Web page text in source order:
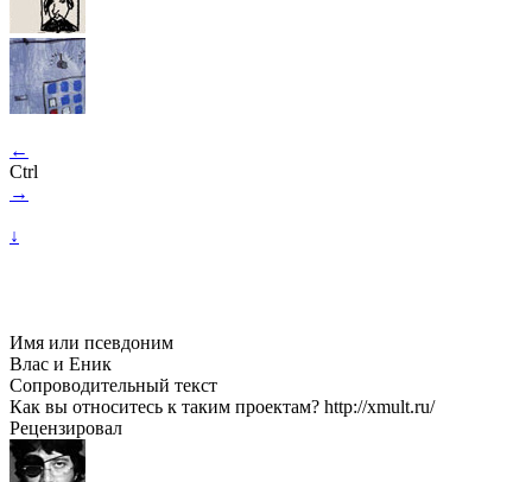
←
Ctrl
→
↓
Имя или псевдоним
Влас и Еник
Сопроводительный текст
Как вы относитесь к таким проектам? http://xmult.ru/
Рецензировал